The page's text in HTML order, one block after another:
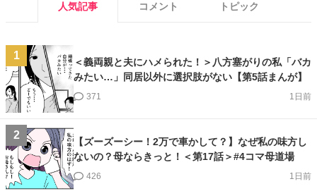
人気記事 コメント トピック
1
＜義両親と夫にハメられた！＞八方塞がりの私「バカ
みたい…」同居以外に選択肢がない【第5話まんが】
1日前
371
2
【ズーズーシー！2万で車かして？】なぜ私の味方し
ないの？母ならきっと！＜第17話＞#4コマ母道場
1日前
426